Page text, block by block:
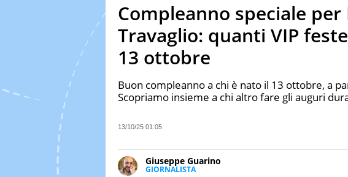
Compleanno speciale per
Travaglio: quanti VIP
13 ottobre
Buon compleanno a chi è nato il 13 ottobre, a
Scopriamo insieme a chi altro fare gli auguri
13/10/25 01:05
Giuseppe Guarino
GIORNALISTA